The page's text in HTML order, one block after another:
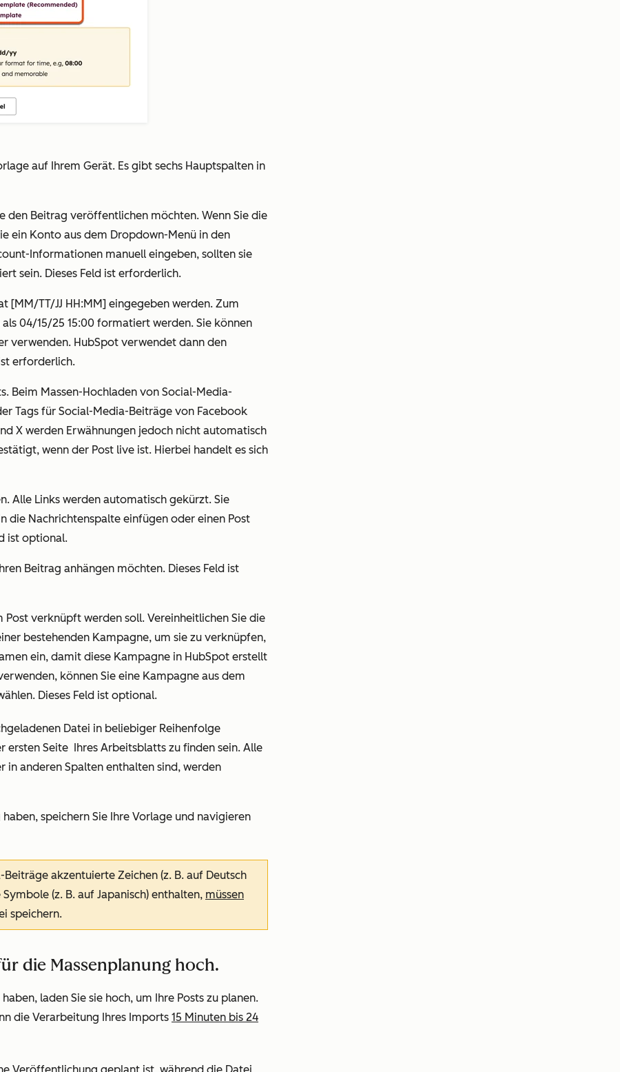
auf Ihrem Gerät. Es gibt sechs Hauptspalten in
den Beitrag veröffentlichen möchten. Wenn Sie die
ein Konto aus dem Dropdown-Menü in den
Informationen manuell eingeben, sollten sie
sein. Dieses Feld ist erforderlich.
[MM/TT/JJ HH:MM] eingegeben werden. Zum
04/15/25 15:00 formatiert werden. Sie können
verwenden. HubSpot verwendet dann den
erforderlich.
Beim Massen-Hochladen von Social-Media-
Tags für Social-Media-Beiträge von Facebook
X werden Erwähnungen jedoch nicht automatisch
wenn der Post live ist. Hierbei handelt es sich
Alle Links werden automatisch gekürzt. Sie
die Nachrichtenspalte einfügen oder einen Post
ist optional.
Beitrag anhängen möchten. Dieses Feld ist
Post verknüpft werden soll. Vereinheitlichen Sie die
bestehenden Kampagne, um sie zu verknüpfen,
ein, damit diese Kampagne in HubSpot erstellt
können Sie eine Kampagne aus dem
Dieses Feld ist optional.
Datei in beliebiger Reihenfolge
ersten Seite Ihres Arbeitsblatts zu finden sein. Alle
anderen Spalten enthalten sind, werden
speichern Sie Ihre Vorlage und navigieren
Beiträge akzentuierte Zeichen (z. B. auf Deutsch
(z. B. auf Japanisch) enthalten, müssen
speichern.
die Massenplanung hoch.
laden Sie sie hoch, um Ihre Posts zu planen.
die Verarbeitung Ihres Imports 15 Minuten bis 24